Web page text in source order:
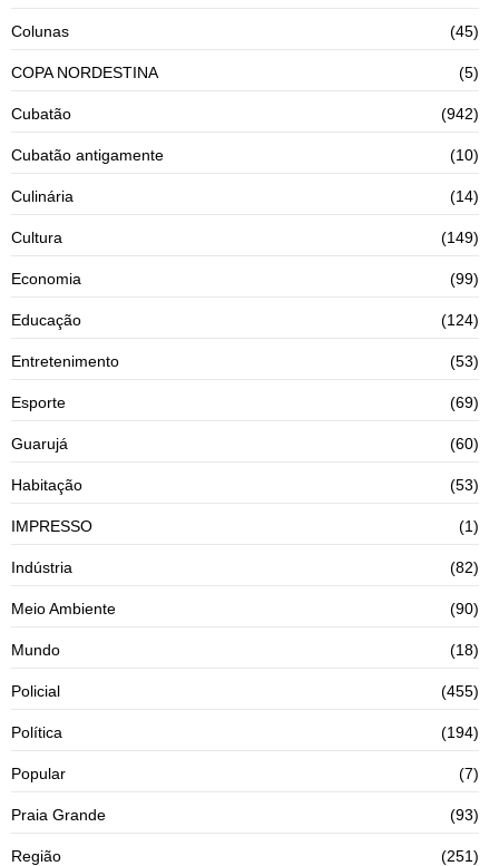
Colunas (45)
COPA NORDESTINA (5)
Cubatão (942)
Cubatão antigamente (10)
Culinária (14)
Cultura (149)
Economia (99)
Educação (124)
Entretenimento (53)
Esporte (69)
Guarujá (60)
Habitação (53)
IMPRESSO (1)
Indústria (82)
Meio Ambiente (90)
Mundo (18)
Policial (455)
Política (194)
Popular (7)
Praia Grande (93)
Região (251)